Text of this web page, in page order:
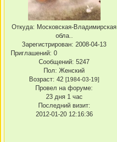
Откуда: Московская-Владимирская
обла..
Зарегистрирован: 2008-04-13
Приглашений: 0
Сообщений: 5247
Пол: Женский
Возраст: 42 [1984-03-19]
Провел на форуме:
23 дня 1 час
Последний визит:
2012-01-20 12:16:36